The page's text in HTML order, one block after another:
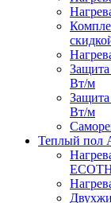
Защита
Вт/м
Защита
Вт/м
Теплый пол